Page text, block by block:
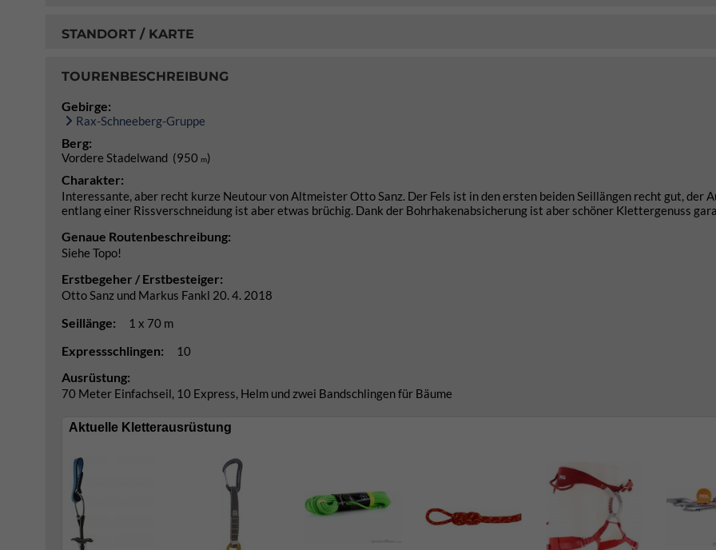
STANDORT / KARTE
TOURENBESCHREIBUNG
Gebirge:
Rax-Schneeberg-Gruppe
Berg:
Vordere Stadelwand (950 m)
Charakter:
Interessante, aber recht kurze Neutour von Altmeister Otto Sanz. Der Fels ist in den ersten beiden Seillängen recht gut, der
entlang einer Rissverschneidung ist aber etwas brüchig. Dank der Bohrhakenabsicherung ist aber schöner Klettergenuss
Genaue Routenbeschreibung:
Siehe Topo!
Erstbegeher / Erstbesteiger:
Otto Sanz und Markus Fankl 20. 4. 2018
Seillänge: 1 x 70 m
Expressschlingen: 10
Ausrüstung:
70 Meter Einfachseil, 10 Express, Helm und zwei Bandschlingen für Bäume
Aktuelle Kletterausrüstung